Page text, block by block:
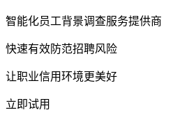
智能化员工背景调查服务提供商
快速有效防范招聘风险
让职业信用环境更美好
立即试用